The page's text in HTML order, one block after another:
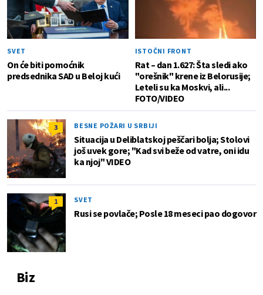
SVET
On će biti pomoćnik
predsednika SAD u Beloj kući
ISTOČNI FRONT
Rat – dan 1.627: Šta sledi ako
"orešnik" krene iz Belorusije;
Leteli su ka Moskvi, ali...
FOTO/VIDEO
3 BESNE POŽARI U SRBIJI
Situacija u Deliblatskoj peščari bolja; Stolovi
još uvek gore; "Kad svi beže od vatre, oni idu
ka njoj" VIDEO
1 SVET
Rusi se povlače; Posle 18 meseci pao dogovor
Biz